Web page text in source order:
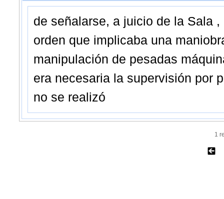
de señalarse, a juicio de la Sala
orden que implicaba una
manipulación de pesadas
era necesaria la supervisión por
no se realizó
1